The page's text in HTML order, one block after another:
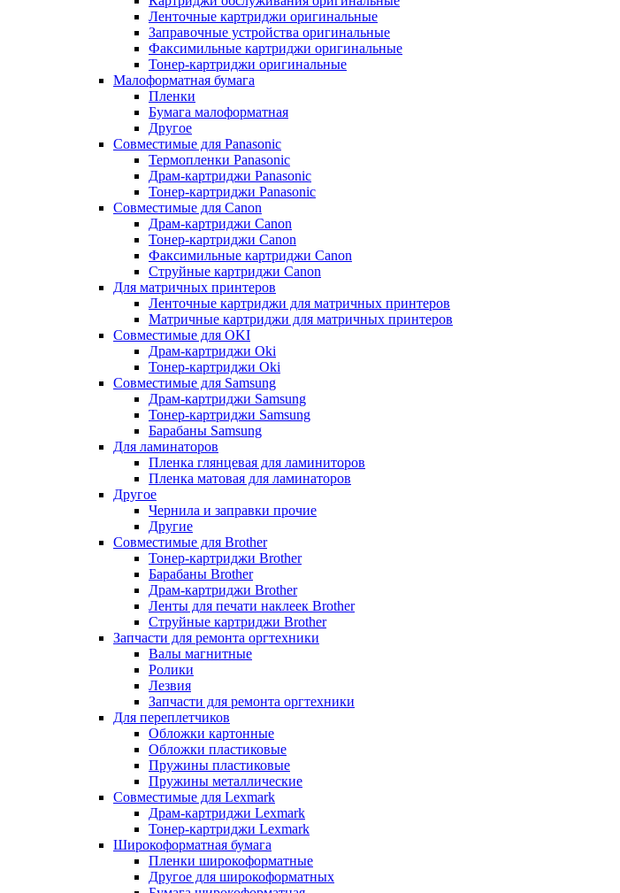
Ленточные картриджи оригинальные
Заправочные устройства оригинальные
Факсимильные картриджи оригинальные
Тонер-картриджи оригинальные
Малоформатная бумага
Пленки
Бумага малоформатная
Другое
Совместимые для Panasonic
Термопленки Panasonic
Драм-картриджи Panasonic
Тонер-картриджи Panasonic
Совместимые для Canon
Драм-картриджи Canon
Тонер-картриджи Canon
Факсимильные картриджи Canon
Струйные картриджи Canon
Для матричных принтеров
Ленточные картриджи для матричных принтеров
Матричные картриджи для матричных принтеров
Совместимые для OKI
Драм-картриджи Oki
Тонер-картриджи Oki
Совместимые для Samsung
Драм-картриджи Samsung
Тонер-картриджи Samsung
Барабаны Samsung
Для ламинаторов
Пленка глянцевая для ламиниторов
Пленка матовая для ламинаторов
Другое
Чернила и заправки прочие
Другие
Совместимые для Brother
Тонер-картриджи Brother
Барабаны Brother
Драм-картриджи Brother
Ленты для печати наклеек Brother
Струйные картриджи Brother
Запчасти для ремонта оргтехники
Валы магнитные
Ролики
Лезвия
Запчасти для ремонта оргтехники
Для переплетчиков
Обложки картонные
Обложки пластиковые
Пружины пластиковые
Пружины металлические
Совместимые для Lexmark
Драм-картриджи Lexmark
Тонер-картриджи Lexmark
Широкоформатная бумага
Пленки широкоформатные
Другое для широкоформатных